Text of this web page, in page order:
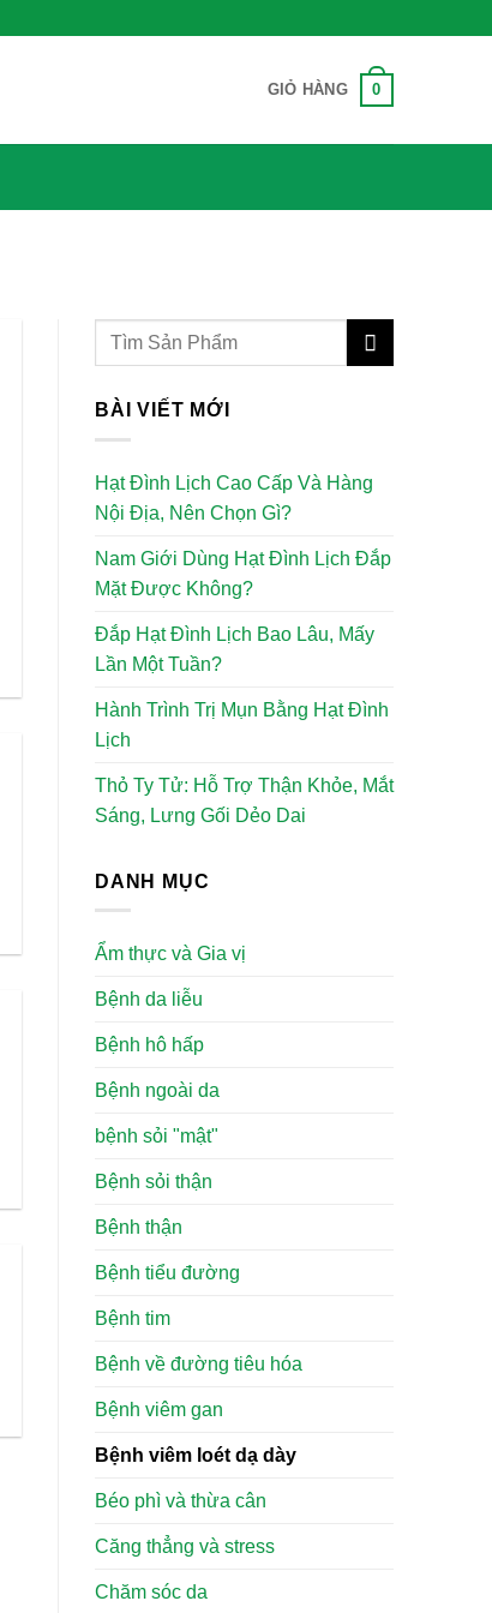
GIỎ HÀNG 0
BÀI VIẾT MỚI
Hạt Đình Lịch Cao Cấp Và Hàng
Nội Địa, Nên Chọn Gì?
Nam Giới Dùng Hạt Đình Lịch Đắp
Mặt Được Không?
Đắp Hạt Đình Lịch Bao Lâu, Mấy
Lần Một Tuần?
Hành Trình Trị Mụn Bằng Hạt Đình
Lịch
Thỏ Ty Tử: Hỗ Trợ Thận Khỏe, Mắt
Sáng, Lưng Gối Dẻo Dai
DANH MỤC
Ẩm thực và Gia vị
Bệnh da liễu
Bệnh hô hấp
Bệnh ngoài da
bệnh sỏi "mật"
Bệnh sỏi thận
Bệnh thận
Bệnh tiểu đường
Bệnh tim
Bệnh về đường tiêu hóa
Bệnh viêm gan
Bệnh viêm loét dạ dày
Béo phì và thừa cân
Căng thẳng và stress
Chăm sóc da